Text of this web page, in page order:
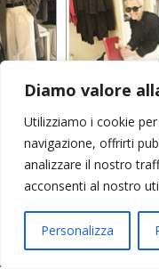
Diamo valore
Utilizziamo i cookie
navigazione, offrirti
analizzare il nostro
acconsenti al nostro
Personalizza
GIACCA
FUSTAGNO
Vimercate MB | r.e.a.:
PEC